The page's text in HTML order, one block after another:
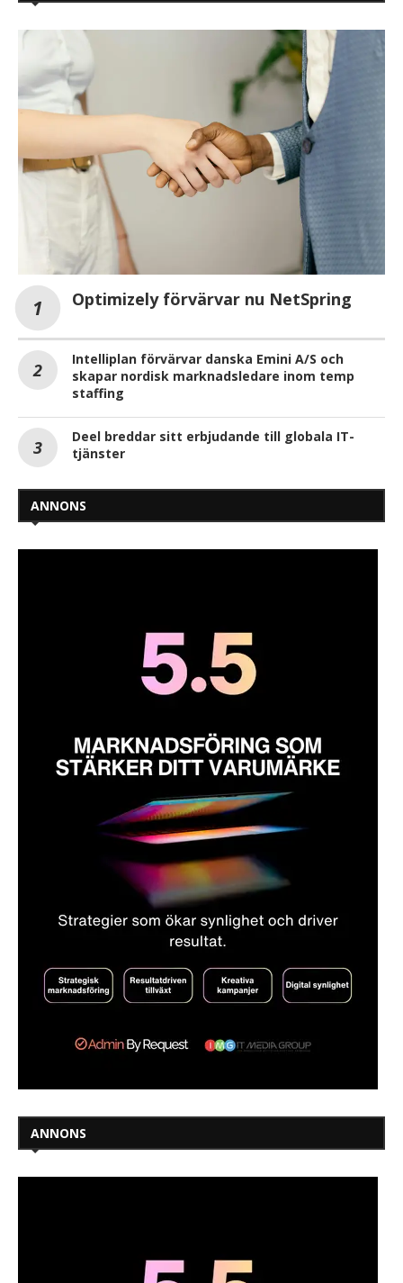
Optimizely förvärvar nu NetSpring
Intelliplan förvärvar danska Emini A/S och
skapar nordisk marknadsledare inom temp
staffing
Deel breddar sitt erbjudande till globala IT-
tjänster
ANNONS
ANNONS